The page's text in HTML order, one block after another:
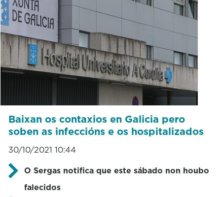
Baixan os contaxios en Galicia pero
soben as infeccións e os hospitalizados
30/10/2021 10:44
O Sergas notifica que este sábado non houbo
falecidos